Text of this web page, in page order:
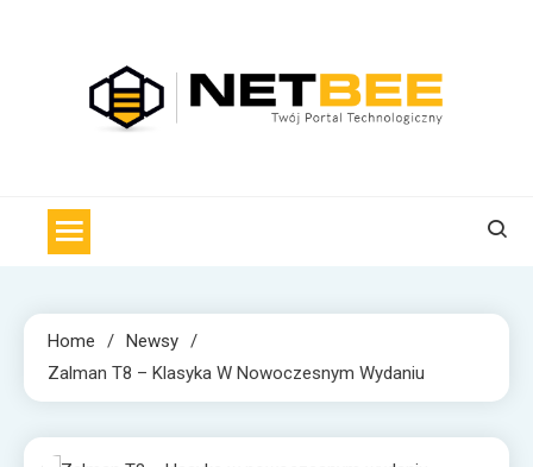
Home
Newsy
Zalman T8 – Klasyka W Nowoczesnym Wydaniu